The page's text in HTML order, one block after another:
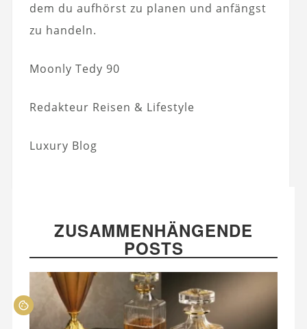
dem du aufhörst zu planen und anfängst
zu handeln.
Moonly Tedy 90
Redakteur Reisen & Lifestyle
Luxury Blog
ZUSAMMENHÄNGENDE
POSTS